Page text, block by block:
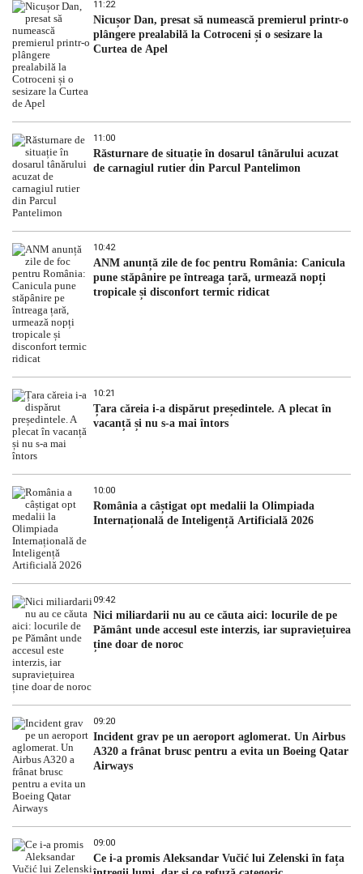
11:22
Nicușor Dan, presat să numească premierul printr-o
plângere prealabilă la Cotroceni și o sesizare la
Curtea de Apel
11:00
Răsturnare de situație în dosarul tânărului acuzat
de carnagiul rutier din Parcul Pantelimon
10:42
ANM anunță zile de foc pentru România: Canicula
pune stăpânire pe întreaga țară, urmează nopți
tropicale și disconfort termic ridicat
10:21
Țara căreia i-a dispărut președintele. A plecat în
vacanță și nu s-a mai întors
10:00
România a câștigat opt medalii la Olimpiada
Internațională de Inteligență Artificială 2026
09:42
Nici miliardarii nu au ce căuta aici: locurile de pe
Pământ unde accesul este interzis, iar supraviețuirea
ține doar de noroc
09:20
Incident grav pe un aeroport aglomerat. Un Airbus
A320 a frânat brusc pentru a evita un Boeing Qatar
Airways
09:00
Ce i-a promis Aleksandar Vučić lui Zelenski în fața